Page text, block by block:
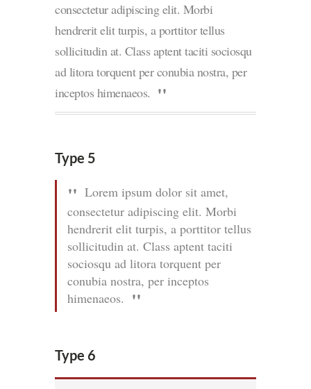
consectetur adipiscing elit. Morbi
hendrerit elit turpis, a porttitor tellus
sollicitudin at. Class aptent taciti sociosqu
ad litora torquent per conubia nostra, per
inceptos himenaeos.
Type 5
Lorem ipsum dolor sit amet,
consectetur adipiscing elit. Morbi
hendrerit elit turpis, a porttitor tellus
sollicitudin at. Class aptent taciti
sociosqu ad litora torquent per
conubia nostra, per inceptos
himenaeos.
Type 6